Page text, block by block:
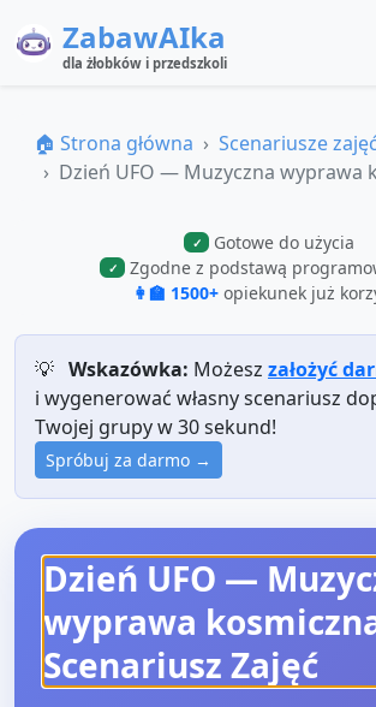
ZabawAIka
dla żłobków i przedszkoli
🏠 Strona główna Scenariusze zajęć
Dzień UFO — Muzyczna wyprawa
✓ Gotowe do użycia
✓
Zgodne z podstawą
👩‍🏫 1500+ opiekunek już
💡 Wskazówka: Możesz założyć
i wygenerować własny scenariusz
Twojej grupy w 30 sekund!
Spróbuj za darmo →
Dzień UFO —
wyprawa
Scenariusz Zajęć